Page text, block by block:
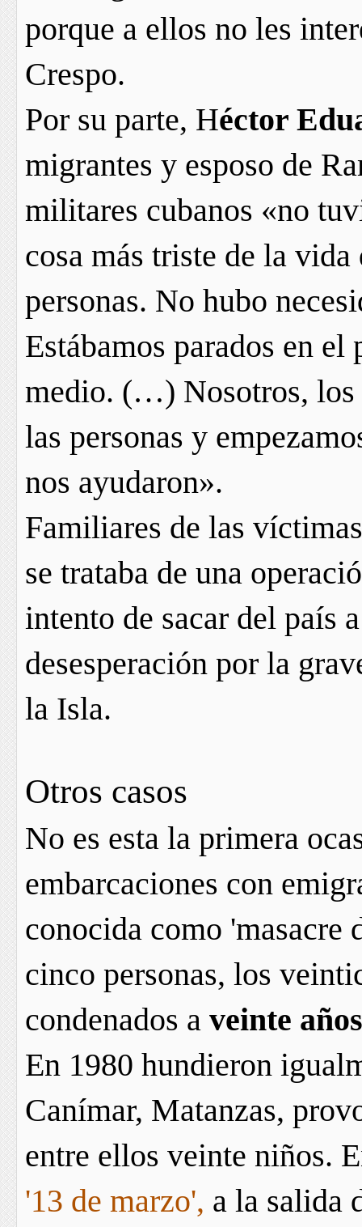
porque a ellos no les
Crespo.
Por su parte, Héctor
migrantes y esposo de
militares cubanos «no
cosa más triste de la vida
personas. No hubo
Estábamos parados en
medio. (…) Nosotros, los
las personas y
nos ayudaron».
Familiares de las
se trataba de una
intento de sacar del país
desesperación por la
la Isla.
Otros casos
No es esta la primera
embarcaciones con
conocida como
cinco personas, los
condenados a veinte
En 1980 hundieron
Canímar, Matanzas,
entre ellos veinte niños.
'13 de marzo', a la salida